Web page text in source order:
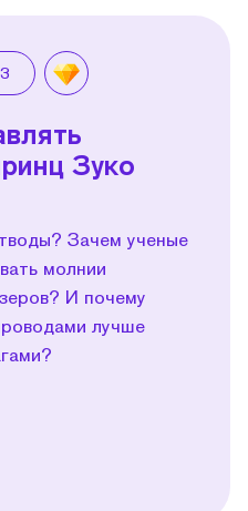
Зуко
Зачем ученые
молнии
И почему
лучше